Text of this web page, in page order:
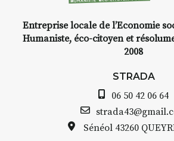
avez ouvert une
Auzon…
Bernard TURLE
pas une galerie
Entreprise locale de l’Economie
Humaniste, éco-citoyen et
2008
STRADA
06 50 42 06 64
Sénéol 43260